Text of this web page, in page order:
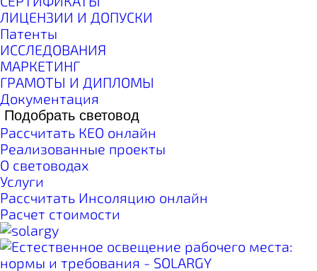
ЛИЦЕНЗИИ И ДОПУСКИ
Патенты
ИССЛЕДОВАНИЯ
МАРКЕТИНГ
ГРАМОТЫ И ДИПЛОМЫ
Документация
Подобрать световод
Рассчитать КЕО онлайн
Реализованные проекты
О световодах
Услуги
Рассчитать Инсоляцию онлайн
Расчет стоимости